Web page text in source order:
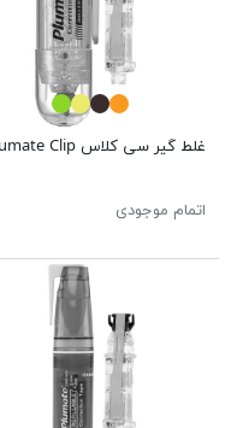
غلط گیر سی کلاس Plumate Clip
اتمام موجودی